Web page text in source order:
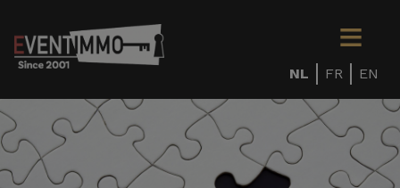
NL FR EN